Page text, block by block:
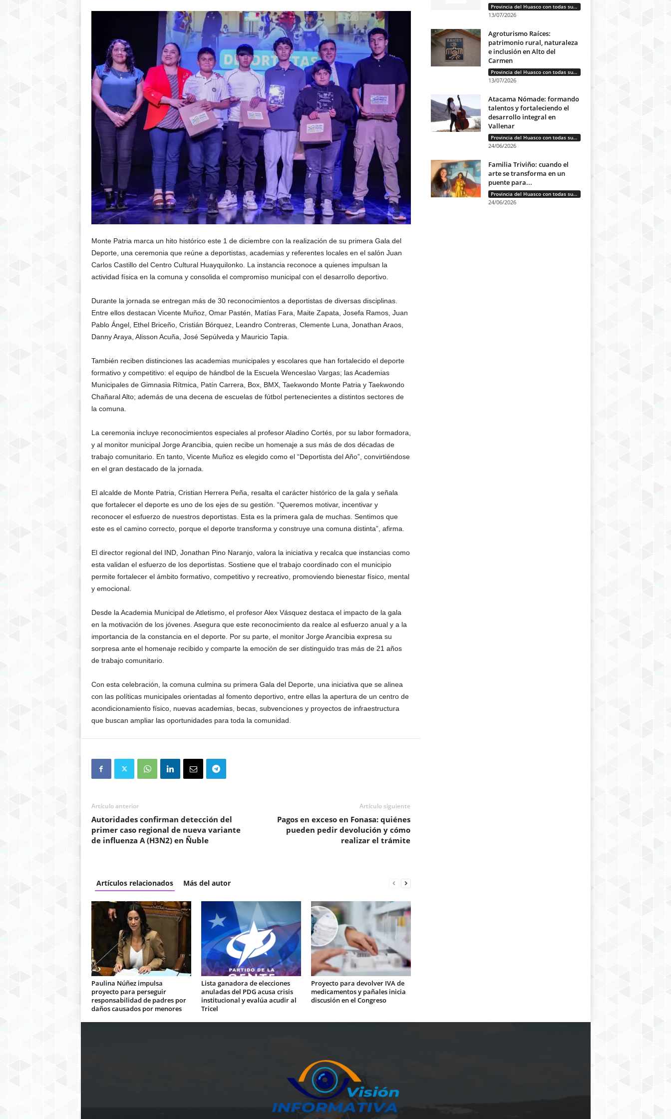
Monte Patria marca un hito histórico este 1 de diciembre con la realización de su primera Gala del
Deporte, una ceremonia que reúne a deportistas, academias y referentes locales en el salón Juan
Carlos Castillo del Centro Cultural Huayquilonko. La instancia reconoce a quienes impulsan la
actividad física en la comuna y consolida el compromiso municipal con el desarrollo deportivo.
Durante la jornada se entregan más de 30 reconocimientos a deportistas de diversas disciplinas.
Entre ellos destacan Vicente Muñoz, Omar Pastén, Matías Fara, Maite Zapata, Josefa Ramos, Juan
Pablo Ángel, Ethel Briceño, Cristián Bórquez, Leandro Contreras, Clemente Luna, Jonathan Araos,
Danny Araya, Alisson Acuña, José Sepúlveda y Mauricio Tapia.
También reciben distinciones las academias municipales y escolares que han fortalecido el deporte
formativo y competitivo: el equipo de hándbol de la Escuela Wenceslao Vargas; las Academias
Municipales de Gimnasia Rítmica, Patín Carrera, Box, BMX, Taekwondo Monte Patria y Taekwondo
Chañaral Alto; además de una decena de escuelas de fútbol pertenecientes a distintos sectores de
la comuna.
La ceremonia incluye reconocimientos especiales al profesor Aladino Cortés, por su labor formadora,
y al monitor municipal Jorge Arancibia, quien recibe un homenaje a sus más de dos décadas de
trabajo comunitario. En tanto, Vicente Muñoz es elegido como el “Deportista del Año”, convirtiéndose
en el gran destacado de la jornada.
El alcalde de Monte Patria, Cristian Herrera Peña, resalta el carácter histórico de la gala y señala
que fortalecer el deporte es uno de los ejes de su gestión. “Queremos motivar, incentivar y
reconocer el esfuerzo de nuestros deportistas. Esta es la primera gala de muchas. Sentimos que
este es el camino correcto, porque el deporte transforma y construye una comuna distinta”, afirma.
El director regional del IND, Jonathan Pino Naranjo, valora la iniciativa y recalca que instancias como
esta validan el esfuerzo de los deportistas. Sostiene que el trabajo coordinado con el municipio
permite fortalecer el ámbito formativo, competitivo y recreativo, promoviendo bienestar físico, mental
y emocional.
Desde la Academia Municipal de Atletismo, el profesor Alex Vásquez destaca el impacto de la gala
en la motivación de los jóvenes. Asegura que este reconocimiento da realce al esfuerzo anual y a la
importancia de la constancia en el deporte. Por su parte, el monitor Jorge Arancibia expresa su
sorpresa ante el homenaje recibido y comparte la emoción de ser distinguido tras más de 21 años
de trabajo comunitario.
Con esta celebración, la comuna culmina su primera Gala del Deporte, una iniciativa que se alinea
con las políticas municipales orientadas al fomento deportivo, entre ellas la apertura de un centro de
acondicionamiento físico, nuevas academias, becas, subvenciones y proyectos de infraestructura
que buscan ampliar las oportunidades para toda la comunidad.
Artículo anterior
Autoridades confirman detección del
primer caso regional de nueva variante
de influenza A (H3N2) en Ñuble
Artículo siguiente
Pagos en exceso en Fonasa: quiénes
pueden pedir devolución y cómo
realizar el trámite
Artículos relacionados Más del autor
Paulina Núñez impulsa
proyecto para perseguir
responsabilidad de padres por
daños causados por menores
Lista ganadora de elecciones
anuladas del PDG acusa crisis
institucional y evalúa acudir al
Tricel
Proyecto para devolver IVA de
medicamentos y pañales inicia
discusión en el Congreso
Provincia del Huasco con todas sus letras: Historias que unen cultura, diversidad e identidad
13/07/2026
Agroturismo Raíces:
patrimonio rural, naturaleza
e inclusión en Alto del
Carmen
Provincia del Huasco con todas sus letras: Historias que unen cultura, diversidad e identidad
13/07/2026
Atacama Nómade: formando
talentos y fortaleciendo el
desarrollo integral en
Vallenar
Provincia del Huasco con todas sus letras: Historias que unen cultura, diversidad e identidad
24/06/2026
Familia Triviño: cuando el
arte se transforma en un
puente para...
Provincia del Huasco con todas sus letras: Historias que unen cultura, diversidad e identidad
24/06/2026